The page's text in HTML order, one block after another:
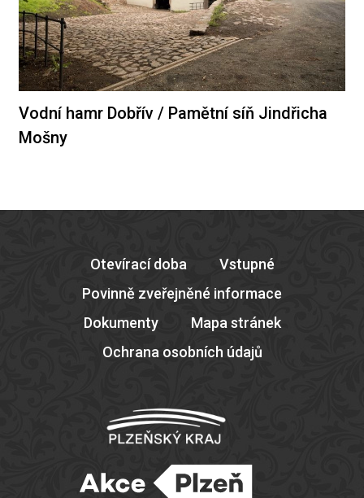
Vodní hamr Dobřív / Pamětní síň Jindřicha
Mošny
Otevírací doba
Vstupné
Povinně zveřejněné informace
Dokumenty
Mapa stránek
Ochrana osobních údajů